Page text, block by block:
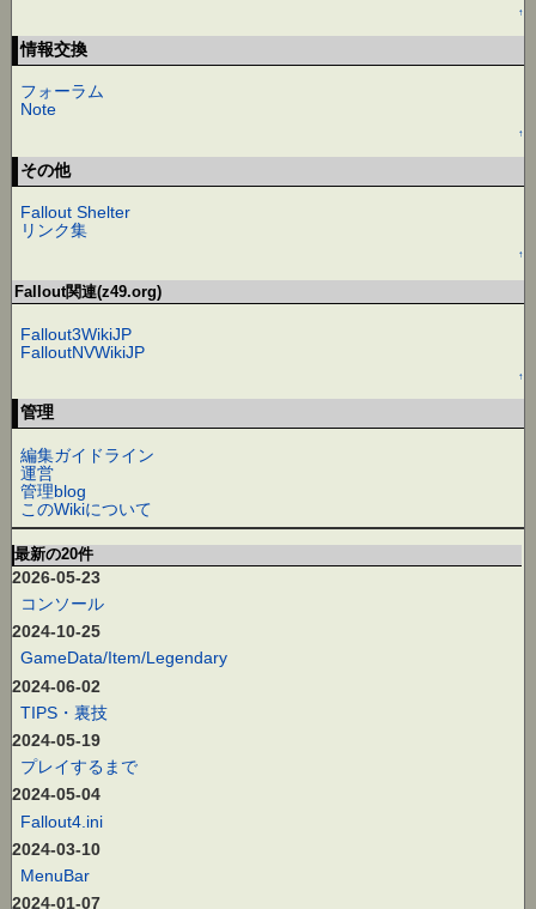
↑
情報交換
フォーラム
Note
↑
その他
Fallout Shelter
リンク集
↑
Fallout関連(z49.org)
Fallout3WikiJP
FalloutNVWikiJP
↑
管理
編集ガイドライン
運営
管理blog
このWikiについて
最新の20件
2026-05-23
コンソール
2024-10-25
GameData/Item/Legendary
2024-06-02
TIPS・裏技
2024-05-19
プレイするまで
2024-05-04
Fallout4.ini
2024-03-10
MenuBar
2024-01-07